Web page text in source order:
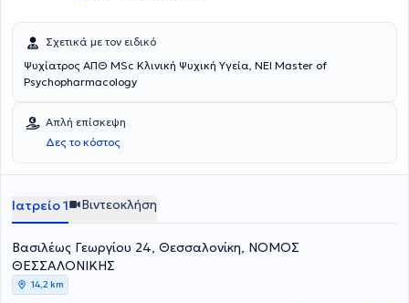
Σχετικά με τον ειδικό
Ψυχίατρος ΑΠΘ MSc Κλινική Ψυχική Υγεία, NEI Master of
Psychopharmacology
Απλή επίσκεψη
Δες το κόστος
Ιατρείο 1 Βιντεοκλήση
Βασιλέως Γεωργίου 24, Θεσσαλονίκη, ΝΟΜΟΣ
ΘΕΣΣΑΛΟΝΙΚΗΣ
14,2 km